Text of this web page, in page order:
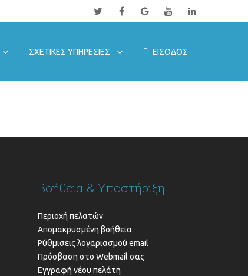
ΣΧΕΤΙΚΕΣ ΥΠΗΡΕΣΙΕΣ ΕΙΣΟΔΟΣ
Βοήθεια & Υποστήριξη
Περιοχή πελατών
Απομακρυσμένη βοήθεια
Ρύθμισεις λογαριασμού email
Πρόσβαση στο Webmail σας
Εγγραφή νέου πελάτη